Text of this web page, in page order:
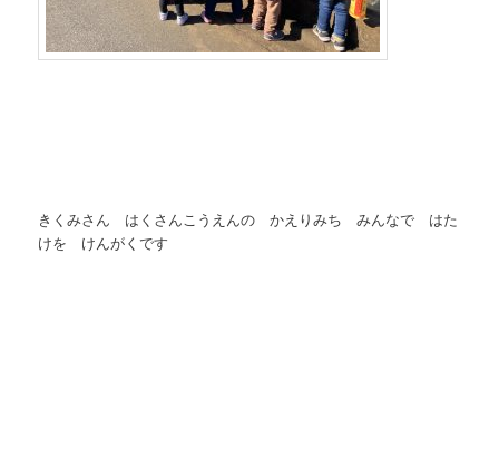
きくみさん はくさんこうえんの かえりみち みんなで はた
けを けんがくです